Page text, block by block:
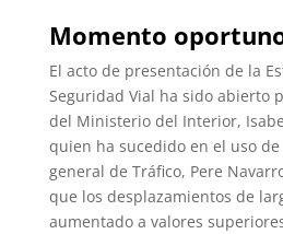
Momento
El acto de presentación de la
Seguridad Vial ha sido abierto
del Ministerio del Interior,
quien ha sucedido en el uso
general de Tráfico, Pere
que los desplazamientos de
aumentado a valores